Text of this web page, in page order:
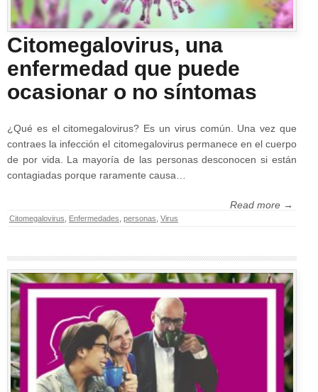
Citomegalovirus, una
enfermedad que puede
ocasionar o no síntomas
¿Qué es el citomegalovirus? Es un virus común. Una vez que
contraes la infección el citomegalovirus permanece en el cuerpo
de por vida. La mayoría de las personas desconocen si están
contagiadas porque raramente causa…
Read more →
Citomegalovirus Enfermedades personas Virus